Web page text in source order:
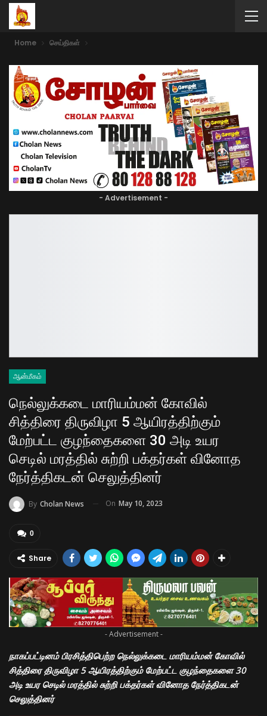
Home செய்திகள்
- Advertisement -
ஆன்மீகம்
நெல்லுக்கடை மாரியம்மன் கோவில்
சித்திரை திருவிழா 5 ஆயிரத்திற்கும்
மேற்பட்ட குழந்தைகளை 30 அடி உயர
செடில் மரத்தில் சுற்றி பக்தர்கள் வினோத
நேர்த்திகடன் செலுத்தினர்
By Cholan News On May 10, 2023
0
Share
- Advertisement -
நாகப்பட்டினம் பிரசித்திபெற்ற நெல்லுக்கடை மாரியம்மன் கோவில்
சித்திரை திருவிழா 5 ஆயிரத்திற்கும் மேற்பட்ட குழந்தைகளை 30
அடி உயர செடில் மரத்தில் சுற்றி பக்தர்கள் வினோத நேர்த்திகடன்
செலுத்தினர்